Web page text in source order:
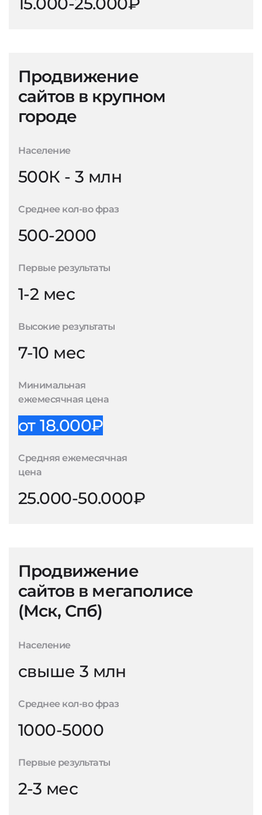
Продвижение
сайтов в крупном
городе
Население
500К - 3 млн
Среднее кол-во фраз
500-2000
Первые результаты
1-2 мес
Высокие результаты
7-10 мес
Минимальная
ежемесячная цена
от 18.000₽
Средняя ежемесячная
цена
25.000-50.000₽
Продвижение
сайтов в мегаполисе
(Мск, Спб)
Население
свыше 3 млн
Среднее кол-во фраз
1000-5000
Первые результаты
2-3 мес